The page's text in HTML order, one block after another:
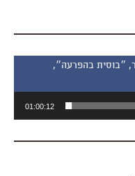
אופיר, ״בוסית בהפרעה״,
01:00:12